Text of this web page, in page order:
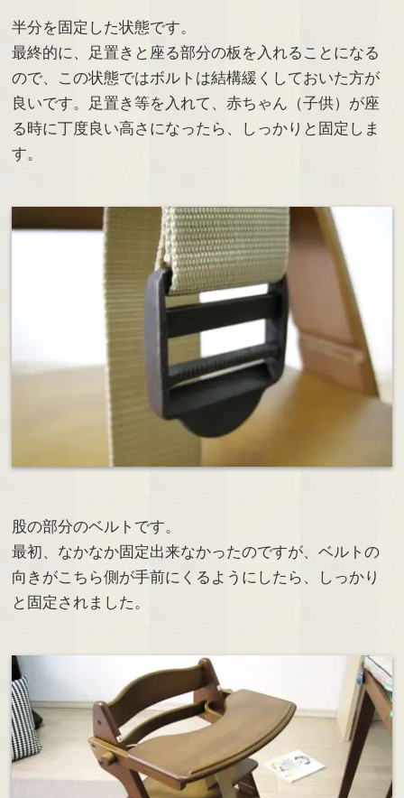
半分を固定した状態です。
最終的に、足置きと座る部分の板を入れることになる
ので、この状態ではボルトは結構緩くしておいた方が
良いです。足置き等を入れて、赤ちゃん（子供）が座
る時に丁度良い高さになったら、しっかりと固定しま
す。
股の部分のベルトです。
最初、なかなか固定出来なかったのですが、ベルトの
向きがこちら側が手前にくるようにしたら、しっかり
と固定されました。